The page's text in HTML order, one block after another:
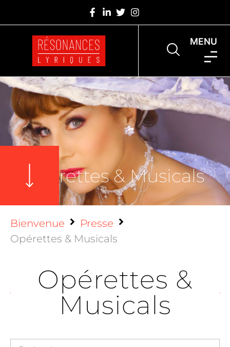
MENU
Opérettes & Musicals
Bienvenue
Presse
Opérettes & Musicals
Opérettes &
Musicals